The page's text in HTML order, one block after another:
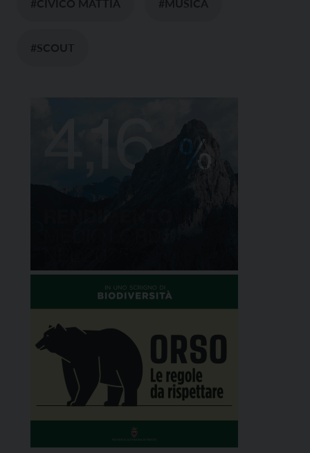
#CIVICO MATTIA #MUSICA
#SCOUT